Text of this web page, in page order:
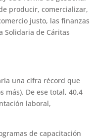
producir, comercializar,
justo, las finanzas
Solidaria de Cáritas
una cifra récord que
más). De ese total, 40,4
laboral,
de capacitación